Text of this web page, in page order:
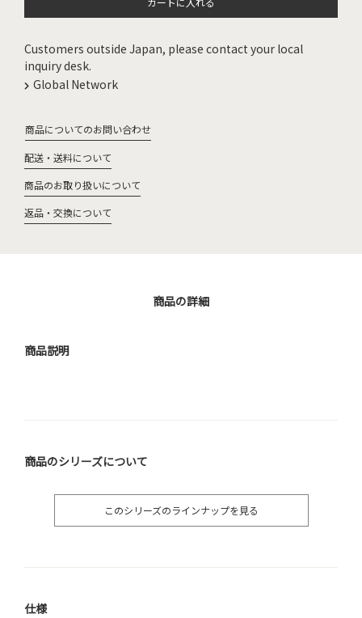
Customers outside Japan, please contact your local
inquiry desk.
Global Network
商品についてのお問い合わせ
配送・送料について
商品のお取り扱いについて
返品・交換について
商品の詳細
商品説明
商品のシリーズについて
このシリーズのラインナップを見る
仕様